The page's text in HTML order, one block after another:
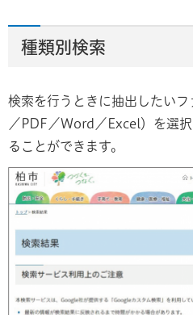
種類別検索
検索を行うときに抽出したい
／PDF／Word／Excel）を選
ることができます。